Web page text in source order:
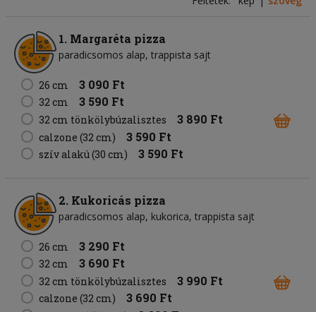
1. Margaréta pizza
paradicsomos alap trappista sajt
26 cm 3 090 Ft
32 cm 3 590 Ft
32 cm tönkölybúzalisztes 3 890 Ft
calzone (32 cm) 3 590 Ft
szív alakú (30 cm) 3 590 Ft
2. Kukoricás pizza
paradicsomos alap kukorica trappista sajt
26 cm 3 290 Ft
32 cm 3 690 Ft
32 cm tönkölybúzalisztes 3 990 Ft
calzone (32 cm) 3 690 Ft